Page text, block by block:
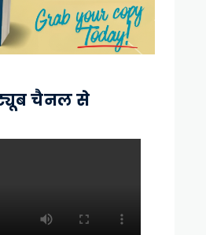
चैनल से